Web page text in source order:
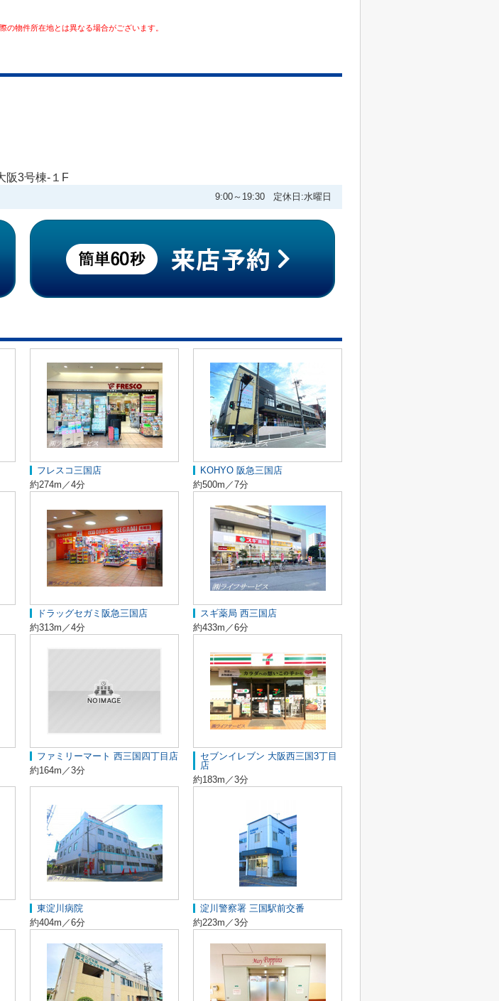
物件所在地とは異なる場合がございます。
阪3号棟-１F
9:00～19:30 定休日:水曜日
フレスコ三国店
約274m／4分
KOHYO 阪急三国店
約500m／7分
ドラッグセガミ阪急三国店
約313m／4分
スギ薬局 西三国店
約433m／6分
ファミリーマート 西三国四丁目店
約164m／3分
セブンイレブン 大阪西三国3丁目
店
約183m／3分
東淀川病院
約404m／6分
淀川警察署 三国駅前交番
約223m／3分